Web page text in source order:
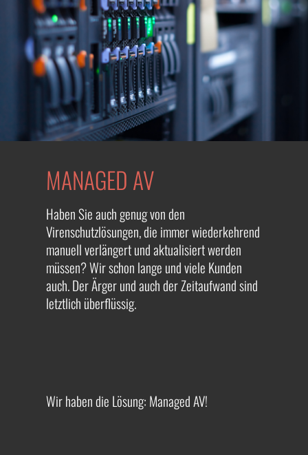
MANAGED AV
Haben Sie auch genug von den
Virenschutzlösungen, die immer wiederkehrend
manuell verlängert und aktualisiert werden
müssen? Wir schon lange und viele Kunden
auch. Der Ärger und auch der Zeitaufwand sind
letztlich überflüssig.
Wir haben die Lösung: Managed AV!